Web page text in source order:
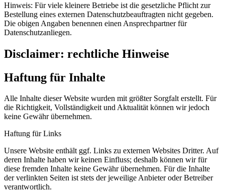
Hinweis: Für viele kleinere Betriebe ist die gesetzliche Pflicht zur
Bestellung eines externen Datenschutzbeauftragten nicht gegeben.
Die obigen Angaben benennen einen Ansprechpartner für
Datenschutzanliegen.
Disclaimer: rechtliche Hinweise
Haftung für Inhalte
Alle Inhalte dieser Website wurden mit größter Sorgfalt erstellt. Für
die Richtigkeit, Vollständigkeit und Aktualität können wir jedoch
keine Gewähr übernehmen.
Haftung für Links
Unsere Website enthält ggf. Links zu externen Websites Dritter. Auf
deren Inhalte haben wir keinen Einfluss; deshalb können wir für
diese fremden Inhalte keine Gewähr übernehmen. Für die Inhalte
der verlinkten Seiten ist stets der jeweilige Anbieter oder Betreiber
verantwortlich.